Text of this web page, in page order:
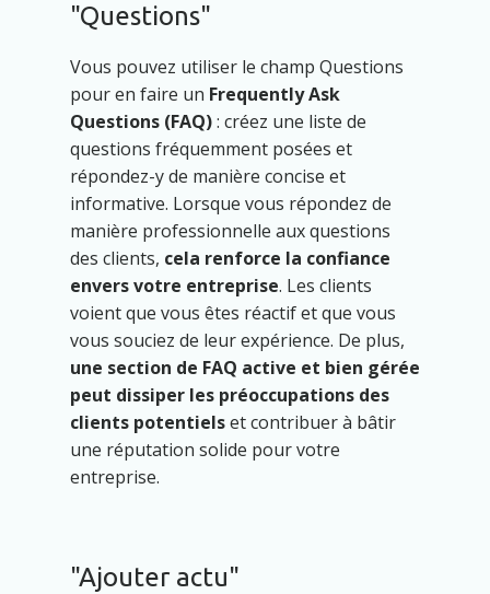
"Questions"
Vous pouvez utiliser le champ Questions
pour en faire un Frequently Ask
Questions (FAQ): créez une liste de
questions fréquemment posées et
répondez-y de manière concise et
informative. Lorsque vous répondez de
manière professionnelle aux questions
des clients, cela renforce la confiance
envers votre entreprise. Les clients
voient que vous êtes réactif et que vous
vous souciez de leur expérience. De plus,
une section de FAQ active et bien gérée
peut dissiper les préoccupations des
clients potentielset contribuer à bâtir
une réputation solide pour votre
entreprise.
"Ajouter actu"